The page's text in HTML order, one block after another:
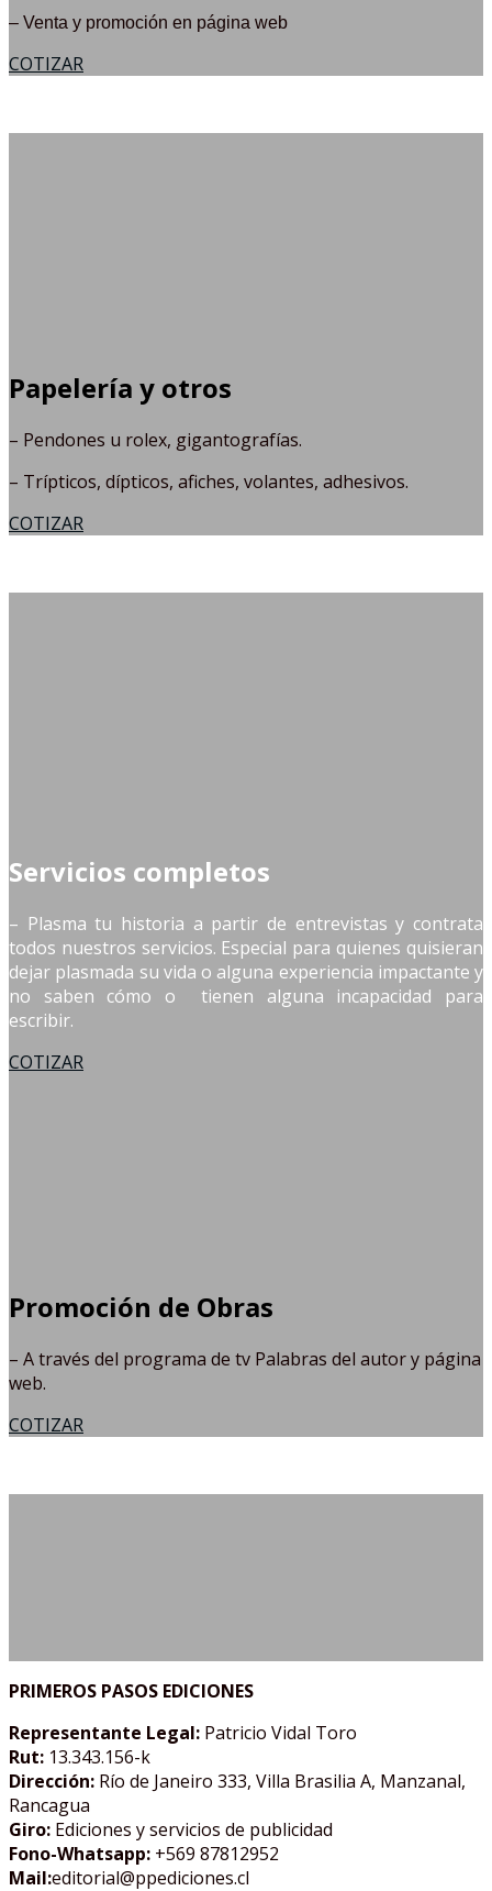
– Venta y promoción en página web
COTIZAR
Papelería y otros
– Pendones u rolex, gigantografías.
– Trípticos, dípticos, afiches, volantes, adhesivos.
COTIZAR
Servicios completos
– Plasma tu historia a partir de entrevistas y contrata
todos nuestros servicios. Especial para quienes quisieran
dejar plasmada su vida o alguna experiencia impactante y
no saben cómo o tienen alguna incapacidad para
escribir.
COTIZAR
Promoción de Obras
– A través del programa de tv Palabras del autor y página
web.
COTIZAR
PRIMEROS PASOS EDICIONES
Representante Legal: Patricio Vidal Toro
Rut: 13.343.156-k
Dirección: Río de Janeiro 333, Villa Brasilia A, Manzanal,
Rancagua
Giro: Ediciones y servicios de publicidad
Fono-Whatsapp: +569 87812952
Mail:editorial@ppediciones.cl